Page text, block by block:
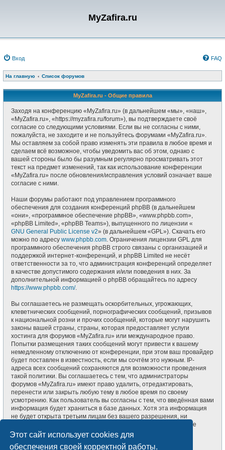
Этот сайт использует cookies для
обеспечения своей корректной работы.
MyZafira.ru
Вход FAQ
На главную Список форумов
MyZafira.ru - Общие правила
Заходя на конференцию «MyZafira.ru» (в дальнейшем «мы», «наш»,
«MyZafira.ru», «https://myzafira.ru/forum»), вы подтверждаете своё
согласие со следующими условиями. Если вы не согласны с ними,
пожалуйста, не заходите и не пользуйтесь форумами «MyZafira.ru».
Мы оставляем за собой право изменять эти правила в любое время и
сделаем всё возможное, чтобы уведомить вас об этом, однако с
вашей стороны было бы разумным регулярно просматривать этот
текст на предмет изменений, так как использование конференции
«MyZafira.ru» после обновления/исправления условий означает ваше
согласие с ними.
Наши форумы работают под управлением программного
обеспечения для создания конференций phpBB (в дальнейшем
«они», «программное обеспечение phpBB», «www.phpbb.com»,
«phpBB Limited», «phpBB Teams»), выпущенного по лицензии «
GNU General Public License v2» (в дальнейшем «GPL»). Скачать его
можно по адресу www.phpbb.com. Ограничения лицензии GPL для
программного обеспечения phpBB строго связаны с организацией и
поддержкой интернет-конференций, и phpBB Limited не несёт
ответственности за то, что администрация конференций определяет
в качестве допустимого содержания и/или поведения в них. За
дополнительной информацией о phpBB обращайтесь по адресу
https://www.phpbb.com/.
Вы соглашаетесь не размещать оскорбительных, угрожающих,
клеветнических сообщений, порнографических сообщений, призывов
к национальной розни и прочих сообщений, которые могут нарушить
законы вашей страны, страны, которая предоставляет услуги
хостинга для форумов «MyZafira.ru» или международное право.
Попытки размещения таких сообщений могут привести к вашему
немедленному отключению от конференции, при этом ваш провайдер
будет поставлен в известность, если мы сочтём это нужным. IP-
адреса всех сообщений сохраняются для возможности проведения
такой политики. Вы соглашаетесь с тем, что администраторы
форумов «MyZafira.ru» имеют право удалить, отредактировать,
перенести или закрыть любую тему в любое время по своему
усмотрению. Как пользователь вы согласны с тем, что введённая вами
информация будет храниться в базе данных. Хотя эта информация
не будет открыта третьим лицам без вашего разрешения, ни
администрация конференции «MyZafira.ru», ни phpBB Limited не
может быть ответственна за действия хакеров, которые могут
привести к несанкционированному доступу к ней.